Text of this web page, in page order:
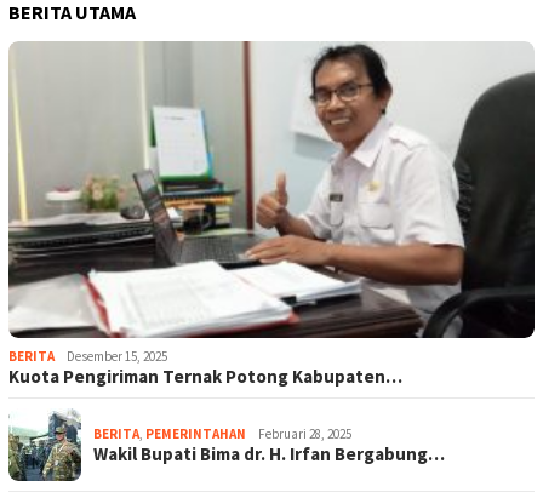
BERITA UTAMA
BERITA Desember 15, 2025
Kuota Pengiriman Ternak Potong Kabupaten…
BERITA, PEMERINTAHAN Februari 28, 2025
Wakil Bupati Bima dr. H. Irfan Bergabung…